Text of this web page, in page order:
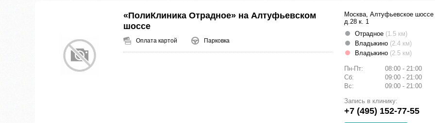
«ПолиКлиника Отрадное» на Алтуфьевском
шоссе
Оплата картой Парковка
Москва, Алтуфьевское шоссе
д.28 к. 1
Отрадное (1.5 км)
Владыкино (2.4 км)
Владыкино (2.5 км)
Пн-Пт:
08:00 - 21:00
Сб:
09:00 - 21:00
Вс:
09:00 - 21:00
Запись в клинику:
+7 (495) 152-77-55